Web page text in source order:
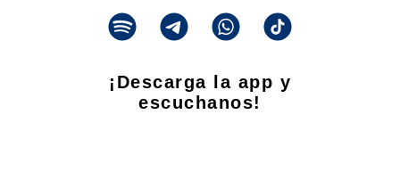
¡Descarga la app y
escuchanos!